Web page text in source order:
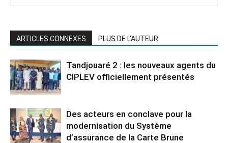
ARTICLES CONNEXES PLUS DE L'AUTEUR
Tandjouaré 2 : les nouveaux agents du
CIPLEV officiellement présentés
Des acteurs en conclave pour la
modernisation du Système
d’assurance de la Carte Brune